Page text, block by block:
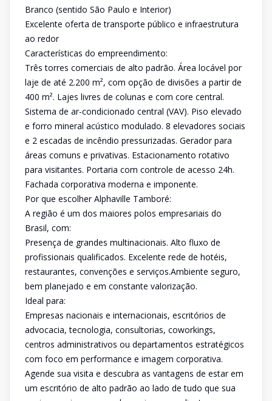
Branco (sentido São Paulo e Interior)
Excelente oferta de transporte público e infraestrutura
ao redor
Características do empreendimento:
Três torres comerciais de alto padrão. Área locável por
laje de até 2.200 m², com opção de divisões a partir de
400 m². Lajes livres de colunas e com core central.
Sistema de ar-condicionado central (VAV). Piso elevado
e forro mineral acústico modulado. 8 elevadores sociais
e 2 escadas de incêndio pressurizadas. Gerador para
áreas comuns e privativas. Estacionamento rotativo
para visitantes. Portaria com controle de acesso 24h.
Fachada corporativa moderna e imponente.
Por que escolher Alphaville Tamboré:
A região é um dos maiores polos empresariais do
Brasil, com:
Presença de grandes multinacionais. Alto fluxo de
profissionais qualificados. Excelente rede de hotéis,
restaurantes, convenções e serviços.Ambiente seguro,
bem planejado e em constante valorização.
Ideal para:
Empresas nacionais e internacionais, escritórios de
advocacia, tecnologia, consultorias, coworkings,
centros administrativos ou departamentos estratégicos
com foco em performance e imagem corporativa.
Agende sua visita e descubra as vantagens de estar em
um escritório de alto padrão ao lado de tudo que sua